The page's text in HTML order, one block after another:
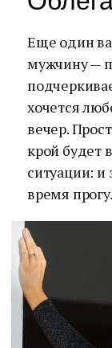
Еще один
мужчину —
хочется
вечер.
крой будет
ситуации: и
время